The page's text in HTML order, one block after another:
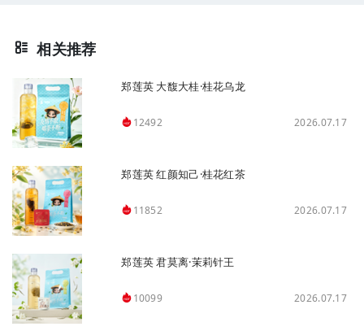
相关推荐
郑莲英 大馥大桂·桂花乌龙
12492 2026.07.17
郑莲英 红颜知己·桂花红茶
11852 2026.07.17
郑莲英 君莫离·茉莉针王
10099 2026.07.17